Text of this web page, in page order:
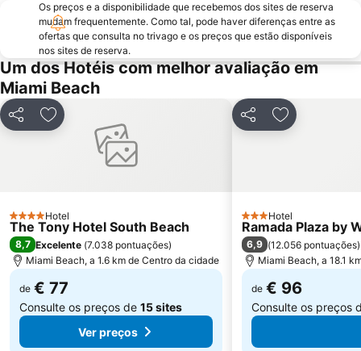
Hard Rock Cafe Miami
Ultra Music Festival
Keys Islands
SoBe Unique
The Rock Boat
Miami International Mall
Bayside District
Florida Grand Opera
The Groove Cruise
Miami City Hall
Venetian Pool
University of Miami
The Fort Lauderdale Ghost Tours
Os preços e a disponibilidade que recebemos dos sites de reserva
mudam frequentemente. Como tal, pode haver diferenças entre as
ofertas que consulta no trivago e os preços que estão disponíveis
nos sites de reserva.
Um dos Hotéis com melhor avaliação em
Miami Beach
PartilharAdicionar aos favoritos
4 Estrelas
Hotel
The Tony Hotel South Beach
8,7 Excelente (7.038 pontuações)
Miami Beach, a 1.6 km de Centro da cidade
de € 77
Consulte os preços de 15 sites
Ver preços
PartilharAdicionar
3 Estrelas
Hotel
Ramada Plaza by
6,9 (12.056 pontuações)
Miami Beach, a 18.1
de € 96
Consulte os preços